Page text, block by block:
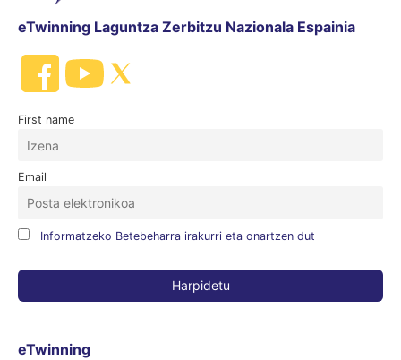
eTwinning Laguntza Zerbitzu Nazionala Espainia
First name
Email
Informatzeko Betebeharra irakurri eta onartzen dut
eTwinning